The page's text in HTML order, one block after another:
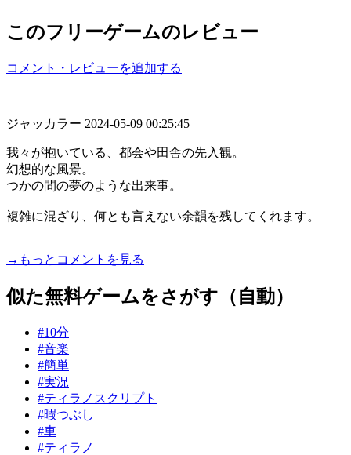
このフリーゲームのレビュー
コメント・レビューを追加する
ジャッカラー 2024-05-09 00:25:45
我々が抱いている、都会や田舎の先入観。
幻想的な風景。
つかの間の夢のような出来事。
複雑に混ざり、何とも言えない余韻を残してくれます。
→もっとコメントを見る
似た無料ゲームをさがす（自動）
#10分
#音楽
#簡単
#実況
#ティラノスクリプト
#暇つぶし
#車
#ティラノ